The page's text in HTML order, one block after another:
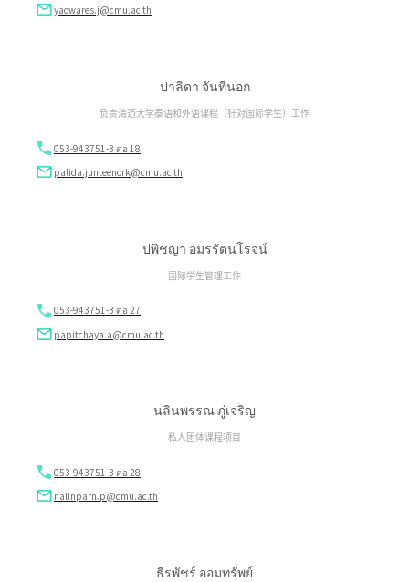
yaowares.j@cmu.ac.th
ปาลิดา จันทีนอก
负责清迈大学泰语和外语课程（针对国际学生）工作
053-943751-3 ต่อ 18
palida.junteenork@cmu.ac.th
ปพิชญา อมรรัตนโรจน์
国际学生管理工作
053-943751-3 ต่อ 27
papitchaya.a@cmu.ac.th
นลินพรรณ ภู่เจริญ
私人团体课程项目
053-943751-3 ต่อ 28
nalinparn.p@cmu.ac.th
ธีรพัชร์ ออมทรัพย์